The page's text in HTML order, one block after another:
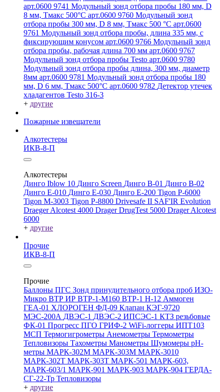
арт.0600 9741 Модульный зонд отбора пробы 180 мм, D
8 мм, Tмакс 500°С арт.0600 9760 Модульный зонд
отбора пробы 300 мм, D 8 мм, Tмакс 500 °C арт.0600
9761 Модульный зонд отбора пробы, длина 335 мм, с
фиксирующим конусом арт.0600 9766 Модульный зонд
отбора пробы, рабочая длина 700 мм арт.0600 9767
Модульный зонд отбора пробы Testo арт.0600 9780
Модульный зонд отбора пробы длина, 300 мм, диаметр
8мм арт.0600 9781 Модульный зонд отбора пробы 180
мм, D 6 мм, Tмакс 500°С арт.0600 9782 Детектор утечек
хладагентов Testo 316-3
+ другие
Пожарные извещатели
Алкотестеры
ИКВ-8-П
Алкотестеры
Динго Iblow 10 Динго Screen Динго В-01 Динго В-02
Динго Е-010 Динго Е-030 Динго Е-200 Tigon P-6000
Tigon M-3003 Tigon P-8800 Drivesafe II SAF'IR Evolution
Draeger Alcotest 4000 Drager DrugTest 5000 Drager Alcotest
6000
+ другие
Прочие
ИКВ-8-П
Прочие
Баллоны ПГС Зонд принудительного отбора проб ИЗО-
Микро ВТР ИР ВТР-1-М160 ВТР-1 Н-12 Аммоген
ГЕА-01 ХЛОРОГЕН ФД-09 Клапан КЭГ-9720
МЭС-200А ДВЭС-1 ДВЭС-2 ИПСЭС-1 КТЗ резьбовые
ФК-01 Прогресс ПГО ГРИФ-2 WiFi-логгеры ИПТ103
МСП Термогигрометры Анемометры Термометры
Тепловизоры Тахометры Манометры Шумомеры pH-
метры МАРК-302М МАРК-303М МАРК-3010
МАРК-302Т МАРК-303Т МАРК-501 МАРК-603,
МАРК-603/1 МАРК-901 МАРК-903 МАРК-904 ГЕРДА-
СГ-22-Тр Тепловизоры
+ другие